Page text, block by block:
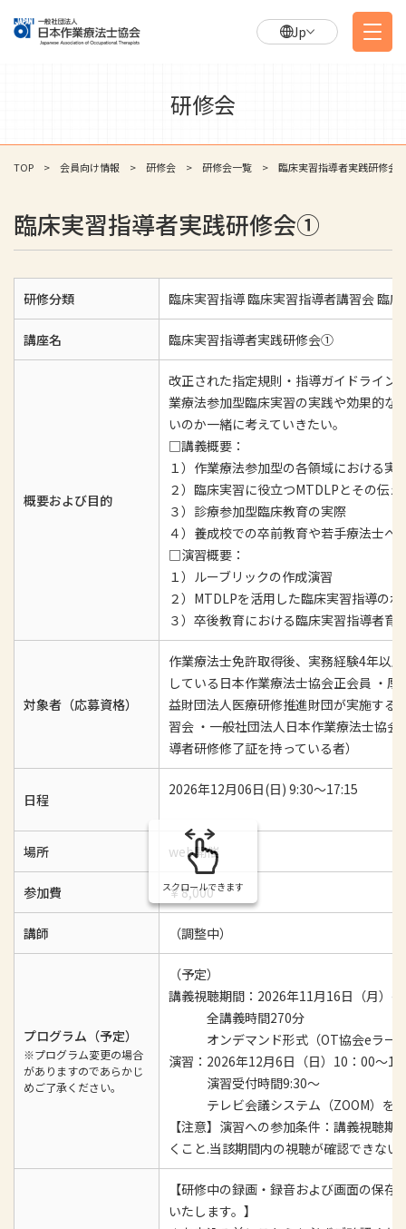
Jp
研修会
TOP 会員向け情報 研修会 研修会一覧 臨床実習指導者実践研修会
臨床実習指導者実践研修会①
研修分類 臨床実習指導 臨床実習指導者講習会 臨
講座名 臨床実習指導者実践研修会①
概要および目的
改正された指定規則・指導ガイドライン
業療法参加型臨床実習の実践や効果的な
いのか一緒に考えていきたい。
□講義概要：
１）作業療法参加型の各領域における実
２）臨床実習に役立つMTDLPとその伝
３）診療参加型臨床教育の実際
４）養成校での卒前教育や若手療法士へ
□演習概要：
１）ルーブリックの作成演習
２）MTDLPを活用した臨床実習指導の
３）卒後教育における臨床実習指導者育
対象者（応募資格）
作業療法士免許取得後、実務経験4年以
している日本作業療法士協会正会員 ・
益財団法人医療研修推進財団が実施する
習会 ・一般社団法人日本作業療法士協
導者研修修了証を持っている者）
日程
2026年12月06日(日) 9:30～17:15
場所 web開催
参加費 ￥8,000
講師 （調整中）
プログラム（予定）
※プログラム変更の場合
がありますのであらかじ
めご了承ください。
（予定）
講義視聴期間：2026年11月16日（月）
全講義時間270分
オンデマンド形式（OT協会eラー
演習：2026年12月6日（日）10：00～17
演習受付時間9:30～
テレビ会議システム（ZOOM）を活
【注意】演習への参加条件：講義視聴
くこと.当該期間内の視聴が確認できな
【研修中の録画・録音および画面の保
いたします。】
スクロールできます